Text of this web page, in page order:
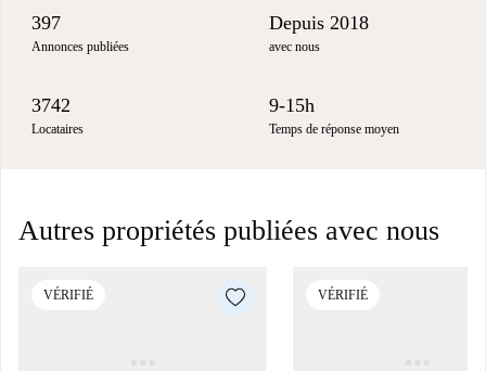
397
Annonces publiées
Depuis 2018
avec nous
3742
Locataires
9-15h
Temps de réponse moyen
Autres propriétés publiées avec nous
VÉRIFIÉ VÉRIFIÉ